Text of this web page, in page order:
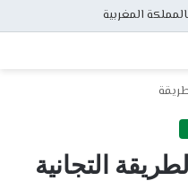
المغربية
التجانية